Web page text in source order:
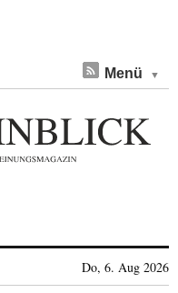
Menü
Do, 6. Aug 2026